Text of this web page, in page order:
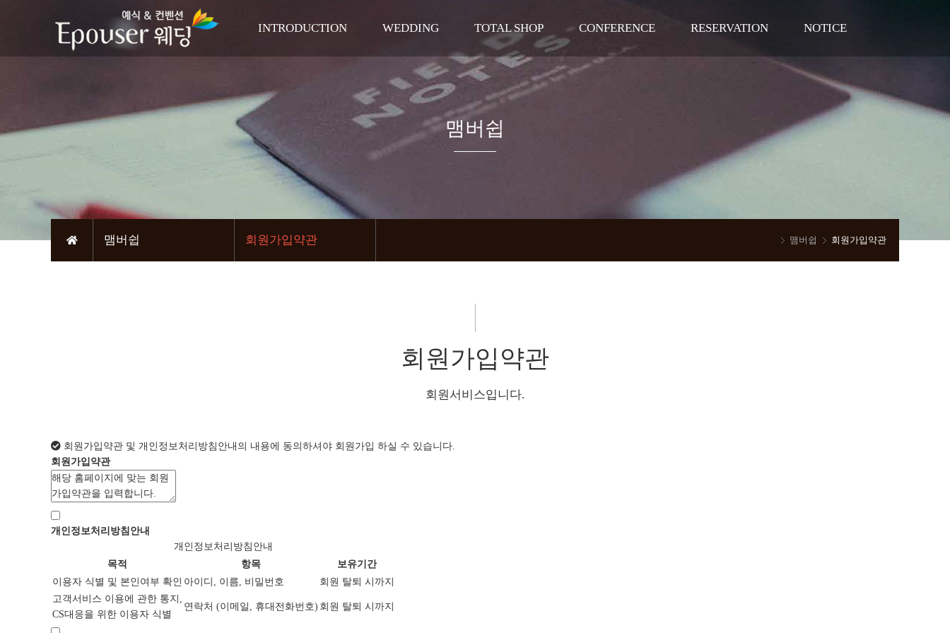
INTRODUCTION WEDDING
라벨르홀
펠리체홀
로비
라벨르 신부대기실
펠리체 신부대기실
TOTAL SHOP
BEAUTY
CONFERENCE RESERVATION NOTICE
웨딩준비자료
뉴스 & 이벤트
에뿌제웨딩홀 이야기
맴버쉽 회원가입약관 맴버쉽 회원가입약관
맴버쉽
회원가입약관
회원서비스입니다.
회원가입약관 및 개인정보처리방침안내의 내용에 동의하셔야 회원가입 하실 수 있습니다.
회원가입약관
개인정보처리방침안내
개인정보처리방침안내
목적
항목
보유기간
이용자 식별 및 본인여부 확인 아이디, 이름, 비밀번호
회원 탈퇴 시까지
고객서비스 이용에 관한 통지,
CS대응을 위한 이용자 식별
연락처 (이메일, 휴대전화번호) 회원 탈퇴 시까지